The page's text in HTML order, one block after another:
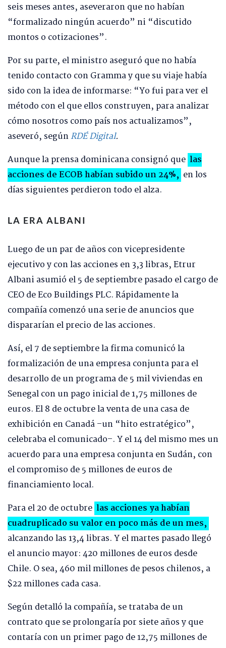
seis meses antes, aseveraron que no habían
“formalizado ningún acuerdo” ni “discutido
montos o cotizaciones”.
Por su parte, el ministro aseguró que no había
tenido contacto con Gramma y que su viaje había
sido con la idea de informarse: “Yo fui para ver el
método con el que ellos construyen, para analizar
cómo nosotros como país nos actualizamos”,
aseveró, segúnRDÉ Digital.
Aunque la prensa dominicana consignó que las
acciones de ECOB habían subido un 24%, en los
días siguientes perdieron todo el alza.
LA ERA ALBANI
Luego de un par de años con vicepresidente
ejecutivo y con las acciones en 3,3 libras, Etrur
Albani asumió el 5 de septiembre pasado el cargo de
CEO de Eco Buildings PLC. Rápidamente la
compañía comenzó una serie de anuncios que
dispararían el precio de las acciones.
Así, el 7 de septiembre la firma comunicó la
formalización de una empresa conjunta para el
desarrollo de un programa de 5 mil viviendas en
Senegal con un pago inicial de 1,75 millones de
euros. El 8 de octubre la venta de una casa de
exhibición en Canadá –un “hito estratégico”,
celebraba el comunicado–. Y el 14 del mismo mes un
acuerdo para una empresa conjunta en Sudán, con
el compromiso de 5 millones de euros de
financiamiento local.
Para el 20 de octubre las acciones ya habían
cuadruplicado su valor en poco más de un mes,
alcanzando las 13,4 libras. Y el martes pasado llegó
el anuncio mayor: 420 millones de euros desde
Chile. O sea, 460 mil millones de pesos chilenos, a
$22 millones cada casa.
Según detalló la compañía, se trataba de un
contrato que se prolongaría por siete años y que
contaría con un primer pago de 12,75 millones de